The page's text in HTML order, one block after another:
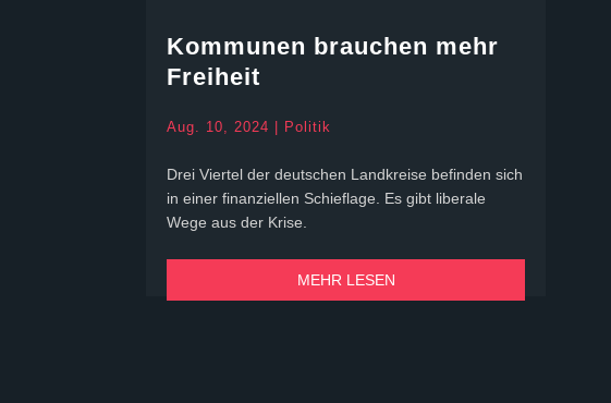
Kommunen brauchen mehr
Freiheit
Aug. 10, 2024 Politik
Drei Viertel der deutschen Landkreise befinden sich
in einer finanziellen Schieflage. Es gibt liberale
Wege aus der Krise.
MEHR LESEN